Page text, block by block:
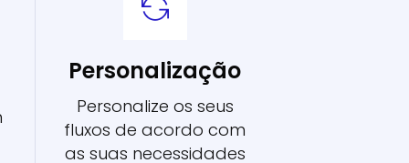
Personalização
Personalize os seus
fluxos de acordo com
as suas necessidades